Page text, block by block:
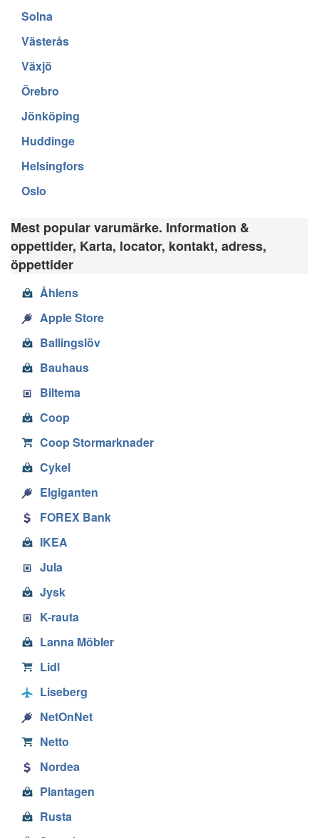
Solna
Västerås
Växjö
Örebro
Jönköping
Huddinge
Helsingfors
Oslo
Mest popular varumärke. Information &
oppettider, Karta, locator, kontakt, adress,
öppettider
Åhlens
Apple Store
Ballingslöv
Bauhaus
Biltema
Coop
Coop Stormarknader
Cykel
Elgiganten
FOREX Bank
IKEA
Jula
Jysk
K-rauta
Lanna Möbler
Lidl
Liseberg
NetOnNet
Netto
Nordea
Plantagen
Rusta